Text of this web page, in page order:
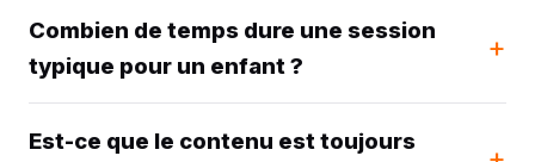
Combien de temps dure une session
typique pour un enfant ?
Est-ce que le contenu est toujours